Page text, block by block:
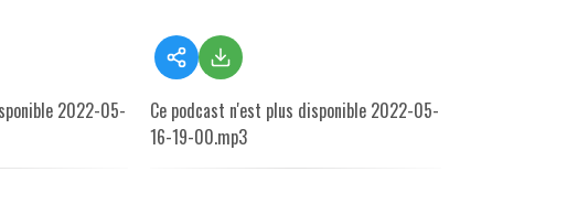
2022-05-
Ce podcast n'est plus disponible 2022-05-
16-19-00.mp3